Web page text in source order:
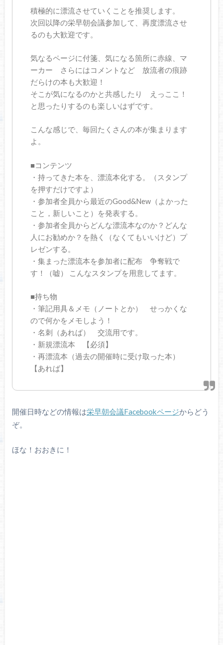
積極的に漂流させていくことを推奨します。
次回以降の栄早朝会議参加して、再度漂流させ
るのも大歓迎です。
気なるページに付箋、気になる箇所に赤線、マ
ーカー さらにはコメントなど 放流者の痕跡
だらけの本も大歓迎！
そこが気になるのかと共感したり えっここ！
と思ったりするのも楽しいはずです。
こんな感じで、毎回たくさんの本が集まります
よ。
■コンテンツ
・持ってきた本を、漂流本化する。（スタンプ
を押すだけですよ）
・参加者全員から最近のGood&New（よかった
こと，新しいこと）を発表する。
・参加者全員からどんな漂流本なのか？どんな
人にお勧めか？を熱く（なくてもいいけど）プ
レゼンする。
・集まった漂流本を参加者に配布 争奪戦で
す！（嘘） こんなスタンプを用意してます。
■持ち物
・筆記用具＆メモ（ノートとか） せっかくな
ので何かをメモしよう！
・名刺（あれば） 交流用です。
・新規漂流本 【必須】
・再漂流本（過去の開催時に受け取った本）
【あれば】
開催日時などの情報は栄早朝会議Facebookページからどう
ぞ。
ほな！おおきに！